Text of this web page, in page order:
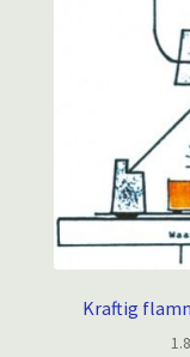
Kraftig